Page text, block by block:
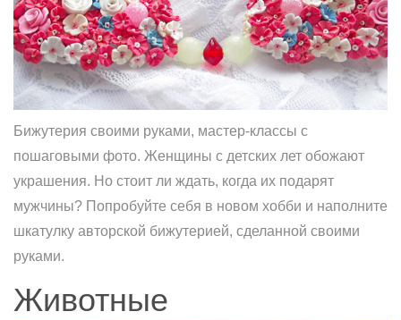
Бижутерия своими руками, мастер-классы с
пошаговыми фото. Женщины с детских лет обожают
украшения. Но стоит ли ждать, когда их подарят
мужчины? Попробуйте себя в новом хобби и наполните
шкатулку авторской бижутерией, сделанной своими
руками.
Животные